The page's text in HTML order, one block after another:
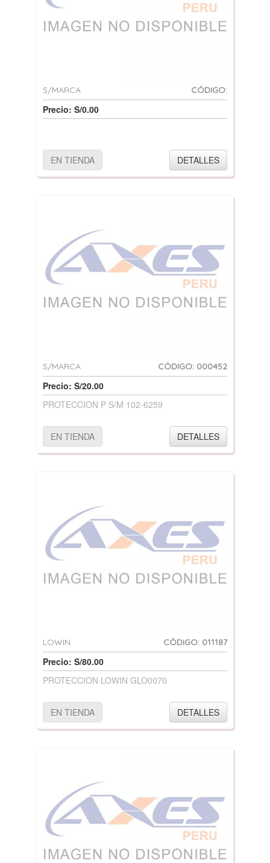
S/MARCA CÓDIGO:
Precio: S/0.00
EN TIENDA DETALLES
S/MARCA CÓDIGO: 000452
Precio: S/20.00
PROTECCION P S/M 102-6259
EN TIENDA DETALLES
LOWIN CÓDIGO: 011187
Precio: S/80.00
PROTECCION LOWIN GLO0070
EN TIENDA DETALLES